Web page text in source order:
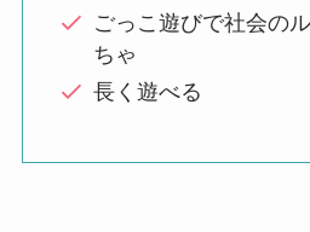
ごっこ遊びで社会の
ちゃ
長く遊べる